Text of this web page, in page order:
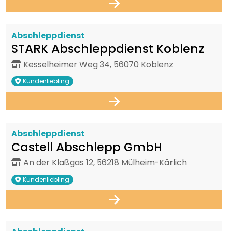
Abschleppdienst
STARK Abschleppdienst Koblenz
Kesselheimer Weg 34, 56070 Koblenz
Kundenliebling
Abschleppdienst
Castell Abschlepp GmbH
An der Klaßgas 12, 56218 Mülheim-Kärlich
Kundenliebling